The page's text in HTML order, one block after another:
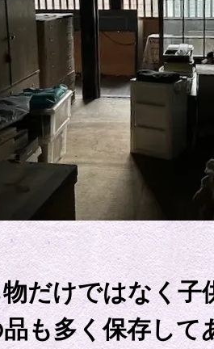
だけではなく子
も多く保存して